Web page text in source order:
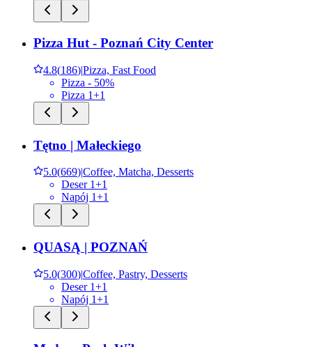
Pizza Hut - Poznań City Center
4.8(186)|Pizza, Fast Food
Pizza - 50%
Pizza 1+1
Tętno | Małeckiego
5.0(669)|Coffee, Matcha, Desserts
Deser 1+1
Napój 1+1
QUASĄ | POZNAŃ
5.0(300)|Coffee, Pastry, Desserts
Deser 1+1
Napój 1+1